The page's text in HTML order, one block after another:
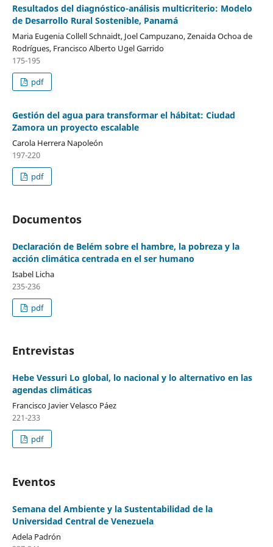
Resultados del diagnóstico-análisis multicriterio: Modelo
de Desarrollo Rural Sostenible, Panamá
Maria Eugenia Collell Schnaidt, Joel Campuzano, Zenaida Ochoa de
Rodrígues, Francisco Alberto Ugel Garrido
175-195
pdf
Gestión del agua para transformar el hábitat: Ciudad
Zamora un proyecto escalable
Carola Herrera Napoleón
197-220
pdf
Documentos
Declaración de Belém sobre el hambre, la pobreza y la
acción climática centrada en el ser humano
Isabel Licha
235-236
pdf
Entrevistas
Hebe Vessuri Lo global, lo nacional y lo alternativo en las
agendas climáticas
Francisco Javier Velasco Páez
221-233
pdf
Eventos
Semana del Ambiente y la Sustentabilidad de la
Universidad Central de Venezuela
Adela Padrón